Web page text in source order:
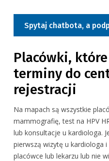
Spytaj chatbota, a
Placówki,
terminy do
rejestracji
Na mapach są wszystkie
mammografię, test na HPV
lub konsultacje u kardiologa.
pierwszą wizytę u kardiologa
placówce lub lekarzu lub nie
Nazwa lub adres placówki
Wybierz województwo z listy
Nazwa lub adres placówki